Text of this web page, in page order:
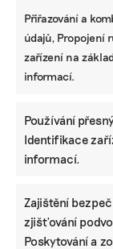
Přiřazování a
údajů, Propojení
zařízení na
informací.
Používání
Identifikace
informací.
Zajištění
zjišťování
Poskytování a
KOMERČNÍ